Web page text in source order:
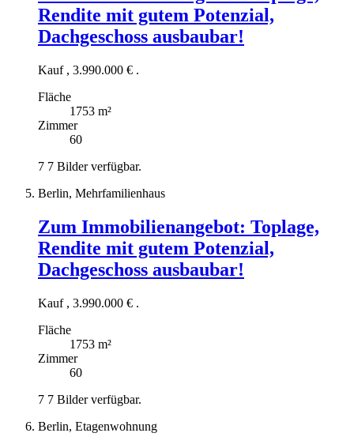
Rendite mit gutem Potenzial,
Dachgeschoss ausbaubar!
Kauf , 3.990.000 € .
Fläche
1753 m²
Zimmer
60
7 7 Bilder verfügbar.
Berlin, Mehrfamilienhaus
Zum Immobilienangebot: Toplage,
Rendite mit gutem Potenzial,
Dachgeschoss ausbaubar!
Kauf , 3.990.000 € .
Fläche
1753 m²
Zimmer
60
7 7 Bilder verfügbar.
Berlin, Etagenwohnung